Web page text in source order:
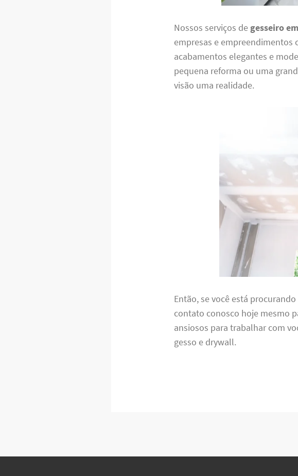
Nossos serviços de gesseiro
empresas e empreendimentos
acabamentos elegantes e
pequena reforma ou uma
visão uma realidade.
Então, se você está
contato conosco hoje mesmo
ansiosos para trabalhar com
gesso e drywall.